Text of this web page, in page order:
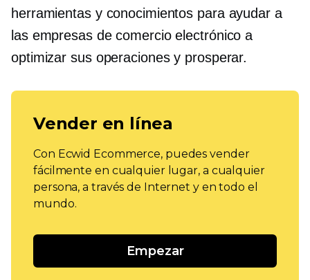
herramientas y conocimientos para ayudar a
las empresas de comercio electrónico a
optimizar sus operaciones y prosperar.
Vender en línea
Con Ecwid Ecommerce, puedes vender
fácilmente en cualquier lugar, a cualquier
persona, a través de Internet y en todo el
mundo.
Empezar